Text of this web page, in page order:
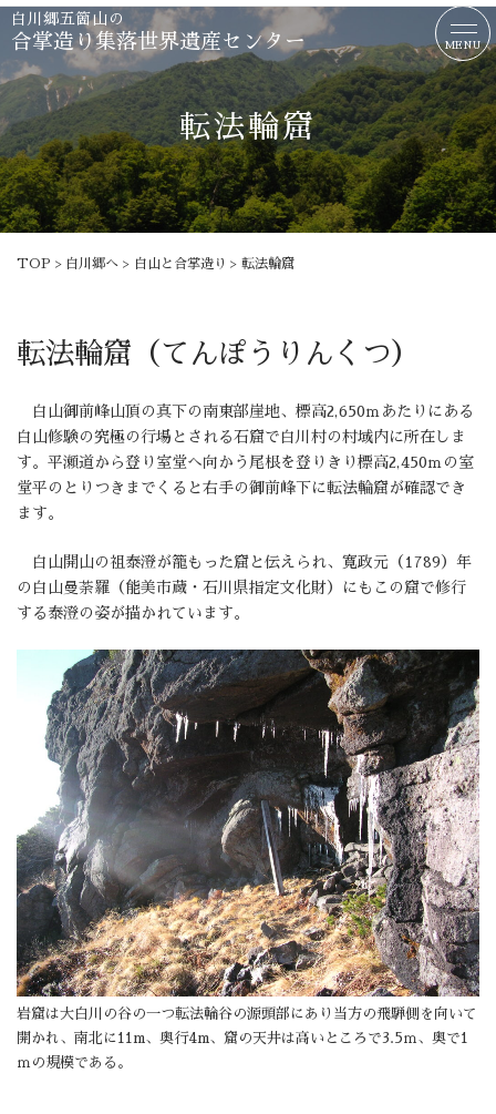
白川郷 五箇山の
合掌造り集落世界遺産センター MENU
転法輪窟
TOP 白川郷へ 白山と合掌造り 転法輪窟
転法輪窟（てんぽうりんくつ）
白山御前峰山頂の真下の南東部崖地、標高2,650ｍあたりにある
白山修験の究極の行場とされる石窟で白川村の村域内に所在しま
す。平瀬道から登り室堂へ向かう尾根を登りきり標高2,450ｍの室
堂平のとりつきまでくると右手の御前峰下に転法輪窟が確認でき
ます。
白山開山の祖泰澄が籠もった窟と伝えられ、寛政元（1789）年
の白山曼荼羅（能美市蔵・石川県指定文化財）にもこの窟で修行
する泰澄の姿が描かれています。
岩窟は大白川の谷の一つ転法輪谷の源頭部にあり当方の飛騨側を向いて
開かれ、南北に11m、奥行4m、窟の天井は高いところで3.5ｍ、奥で1
ｍの規模である。